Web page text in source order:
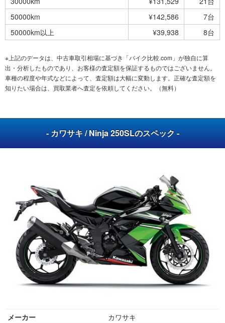
50000km
¥142,586
7台
50000km以上
¥39,938 8台
※上記のデータは、中古車取引相場に基づき「バイク比較.com」が独自に算
出・分析したものであり、お客様の査定額を保証するものではございません。
車種の程度や年式などによって、査定額は大幅に変動します。正確な査定額を
知りたい場合は、買取業者へ査定を依頼してください。（無料）
- カワサキ / Ninja 250SLのスペック -
メーカー
カワサキ